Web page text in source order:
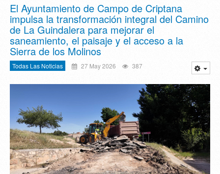
El Ayuntamiento de Campo de Criptana
impulsa la transformación integral del Camino
de La Guindalera para mejorar el
saneamiento, el paisaje y el acceso a la
Sierra de los Molinos
Todas Las Noticias 27 May 2026 387